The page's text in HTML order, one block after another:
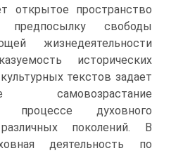
открытое пространство
свободы
жизнедеятельности
исторических
текстов задает
самовозрастание
духовного
поколений. В
деятельность по